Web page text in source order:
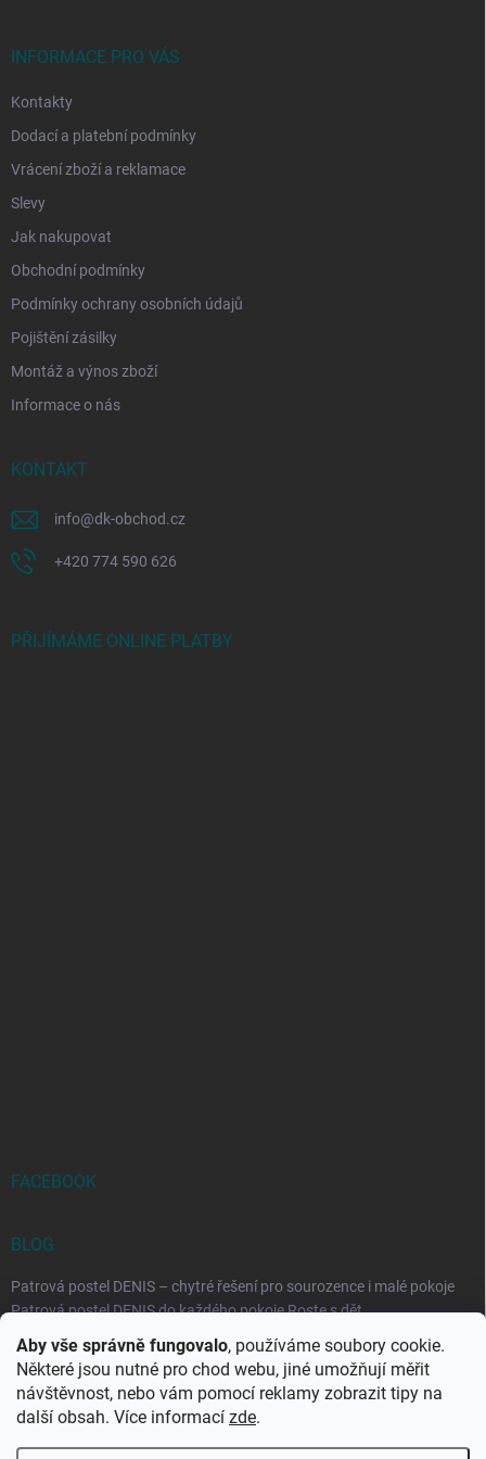
Aby vše správně fungovalo, používáme soubory cookie.
Některé jsou nutné pro chod webu, jiné umožňují měřit
návštěvnost, nebo vám pomocí reklamy zobrazit tipy na
další obsah. Více informací zde.
INFORMACE PRO VÁS
Kontakty
Dodací a platební podmínky
Vrácení zboží a reklamace
Slevy
Jak nakupovat
Obchodní podmínky
Podmínky ochrany osobních údajů
Pojištění zásilky
Montáž a výnos zboží
Informace o nás
KONTAKT
info@dk-obchod.cz
+420 774 590 626
PŘIJÍMÁME ONLINE PLATBY
FACEBOOK
BLOG
Patrová postel DENIS – chytré řešení pro sourozence i malé pokoje
Patrová postel DENIS do každého pokoje Roste s dět...
Rozkládací postele RELAX – ideální řešení pro malé prostory i
každodenní spaní
Rozkládací postel, která se přizpůsobí vašemu živo...